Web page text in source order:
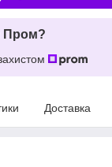
Пром?
Доставка